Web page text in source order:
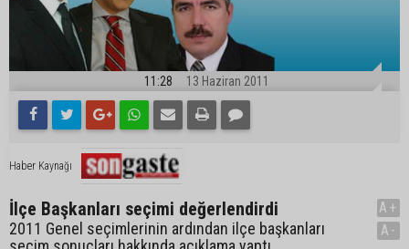
11:28 13 Haziran 2011
Haber Kaynağı
İlçe Başkanları seçimi değerlendirdi
2011 Genel seçimlerinin ardından ilçe başkanları
A+
A-